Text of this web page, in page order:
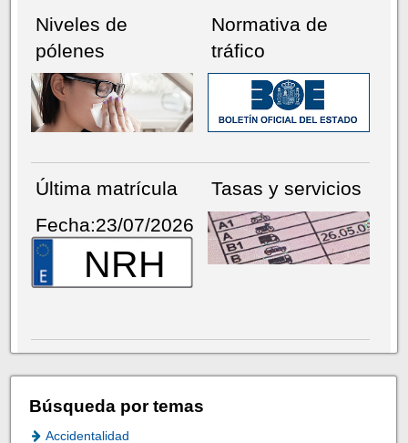
Niveles de
pólenes
Normativa de
tráfico
Última matrícula
Fecha:23/07/2026
NRH
Tasas y servicios
Búsqueda por temas
Accidentalidad